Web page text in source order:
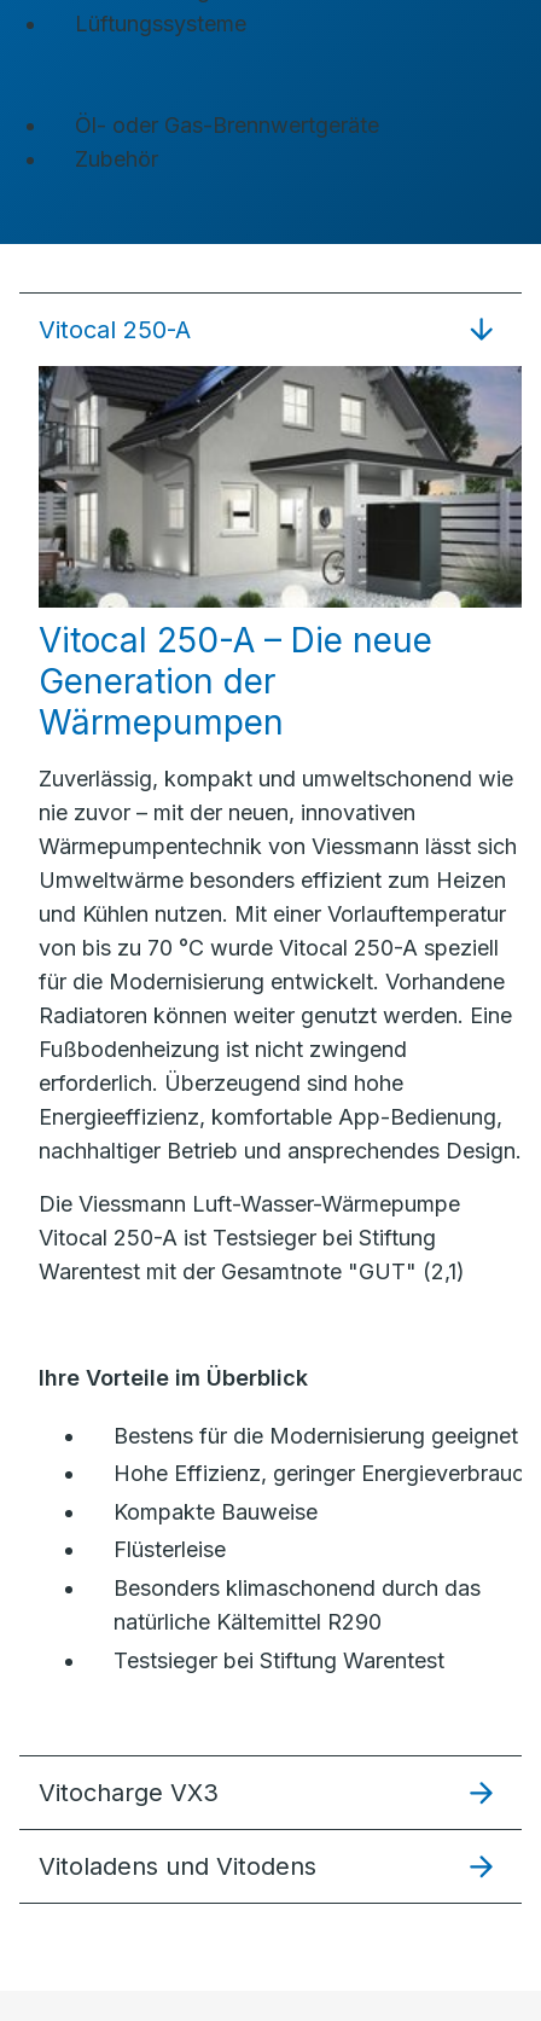
Lüftungssysteme
Öl- oder Gas-Brennwertgeräte
Zubehör
Vitocal 250-A
Vitocal 250-A – Die neue
Generation der
Wärmepumpen
Zuverlässig, kompakt und umweltschonend wie
nie zuvor – mit der neuen, innovativen
Wärmepumpentechnik von Viessmann lässt sich
Umweltwärme besonders effizient zum Heizen
und Kühlen nutzen. Mit einer Vorlauftemperatur
von bis zu 70 °C wurde Vitocal 250-A speziell
für die Modernisierung entwickelt. Vorhandene
Radiatoren können weiter genutzt werden. Eine
Fußbodenheizung ist nicht zwingend
erforderlich. Überzeugend sind hohe
Energieeffizienz, komfortable App-Bedienung,
nachhaltiger Betrieb und ansprechendes Design.
Die Viessmann Luft-Wasser-Wärmepumpe
Vitocal 250-A ist Testsieger bei Stiftung
Warentest mit der Gesamtnote "GUT" (2,1)
Ihre Vorteile im Überblick
Bestens für die Modernisierung geeignet
Hohe Effizienz, geringer Energieverbrauch
Kompakte Bauweise
Flüsterleise
Besonders klimaschonend durch das
natürliche Kältemittel R290
Testsieger bei Stiftung Warentest
Vitocharge VX3
Vitoladens und Vitodens